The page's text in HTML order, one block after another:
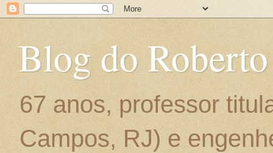
Blog do
67 anos, professor
Campos, RJ) e